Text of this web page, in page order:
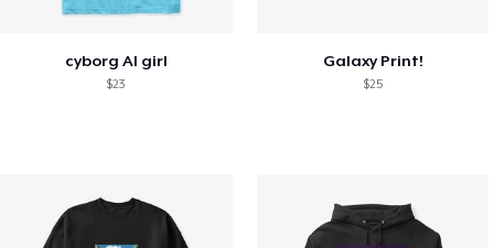
cyborg AI girl
$23
Galaxy Print!
$25